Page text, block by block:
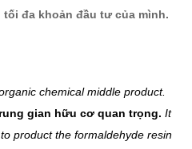
đa khoản đầu tư của mình.
chemical middle product.
gian hữu cơ quan trọng. It
product the formaldehyde resin